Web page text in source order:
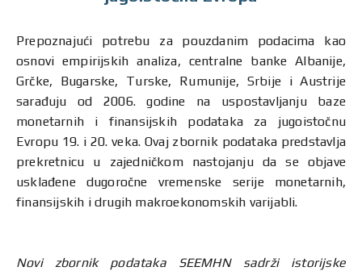
Prepoznajući potrebu za pouzdanim podacima kao
osnovi empirijskih analiza, centralne banke Albanije,
Grčke, Bugarske, Turske, Rumunije, Srbije i Austrije
sarađuju od 2006. godine na uspostavljanju baze
monetarnih i finansijskih podataka za jugoistočnu
Evropu 19. i 20. veka. Ovaj zbornik podataka predstavlja
prekretnicu u zajedničkom nastojanju da se objave
usklađene dugoročne vremenske serije monetarnih,
finansijskih i drugih makroekonomskih varijabli.
Novi zbornik podataka SEEMHN sadrži istorijske